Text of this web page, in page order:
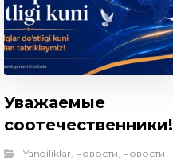
Уважаемые
соотечественники!
Yangiliklar новости новости